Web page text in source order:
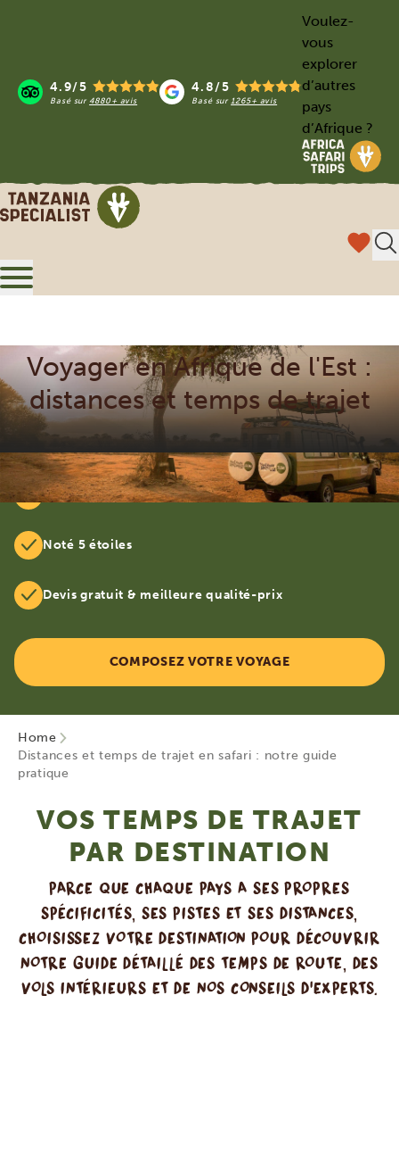
4.9/5
Basé sur 4880+ avis
4.8/5
Basé sur 1265+ avis
Voulez-
vous
explorer
d’autres
pays
d’Afrique ?
Tanzania Specialist
Menu / Fermer
Voyager en Afrique de l'Est :
distances et temps de trajet
Circuits entièrement personnalisables
Noté 5 étoiles
Devis gratuit & meilleure qualité-prix
COMPOSEZ VOTRE VOYAGE
Home
Distances et temps de trajet en safari : notre guide
pratique
VOS TEMPS DE TRAJET
PAR DESTINATION
PARCE QUE CHAQUE PAYS A SES PROPRES
SPÉCIFICITÉS, SES PISTES ET SES DISTANCES,
CHOISISSEZ VOTRE DESTINATION POUR DÉCOUVRIR
NOTRE GUIDE DÉTAILLÉ DES TEMPS DE ROUTE, DES
VOLS INTÉRIEURS ET DE NOS CONSEILS D'EXPERTS.